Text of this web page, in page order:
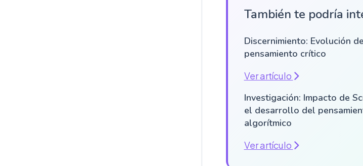
También te podría
Discernimiento: Evolución
pensamiento crítico
Ver artículo
Investigación: Impacto de
el desarrollo del
algorítmico
Ver artículo